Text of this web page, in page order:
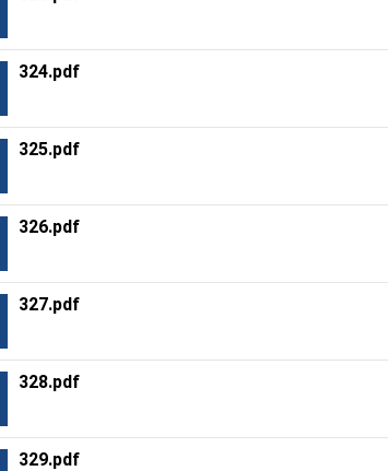
324.pdf
325.pdf
326.pdf
327.pdf
328.pdf
329.pdf